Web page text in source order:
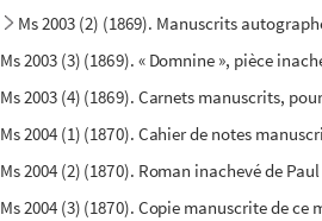
Ms 2003 (2) (1869). Manuscrits
Ms 2003 (3) (1869). « Domnine », pièce
Ms 2003 (4) (1869). Carnets manuscrits,
Ms 2004 (1) (1870). Cahier de notes
Ms 2004 (2) (1870). Roman inachevé de
Ms 2004 (3) (1870). Copie manuscrite de ce